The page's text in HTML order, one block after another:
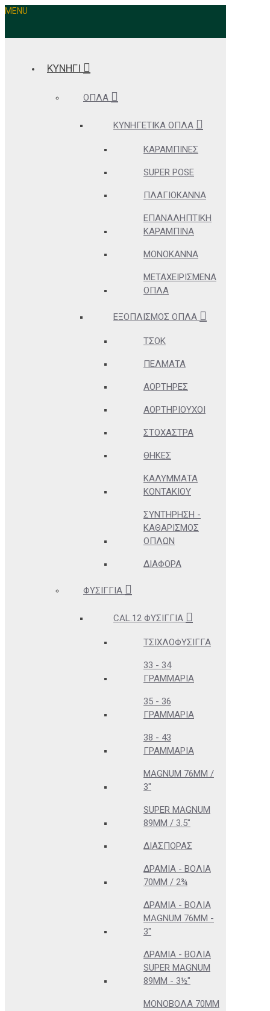
MENU
ΚΥΝΗΓΙ
ΌΠΛΑ
ΚΥΝΗΓΕΤΙΚΆ ΌΠΛΑ
ΚΑΡΑΜΠΊΝΕΣ
SUPER POSE
ΠΛΑΓΙΌΚΑΝΝΑ
ΕΠΑΝΑΛΗΠΤΙΚΉ
ΚΑΡΑΜΠΊΝΑ
ΜΟΝΌΚΑΝΝΑ
ΜΕΤΑΧΕΙΡΙΣΜΈΝΑ
ΌΠΛΑ
ΕΞΟΠΛΙΣΜΌΣ ΌΠΛΑ
ΤΣΟΚ
ΠΈΛΜΑΤΑ
ΑΟΡΤΉΡΕΣ
ΑΟΡΤΗΡΙΟΎΧΟΙ
ΣΤΌΧΑΣΤΡΑ
ΘΉΚΕΣ
ΚΑΛΎΜΜΑΤΑ
ΚΟΝΤΑΚΊΟΥ
ΣΥΝΤΉΡΗΣΗ -
ΚΑΘΑΡΙΣΜΌΣ
ΌΠΛΩΝ
ΔΙΆΦΟΡΑ
ΦΥΣΊΓΓΙΑ
CAL.12 ΦΥΣΊΓΓΙΑ
ΤΣΙΧΛΟΦΎΣΙΓΓΑ
33 - 34
ΓΡΑΜΜΆΡΙΑ
35 - 36
ΓΡΑΜΜΆΡΙΑ
38 - 43
ΓΡΑΜΜΆΡΙΑ
MAGNUM 76MM /
3"
SUPER MAGNUM
89MM / 3.5"
ΔΙΑΣΠΟΡΆΣ
ΔΡΆΜΙΑ - ΒΌΛΙΑ
70MM / 2¾
ΔΡΆΜΙΑ - ΒΌΛΙΑ
MAGNUM 76MM -
3"
ΔΡΆΜΙΑ - ΒΌΛΙΑ
SUPER MAGNUM
89MM - 3½"
ΜΟΝΌΒΟΛΑ 70MM